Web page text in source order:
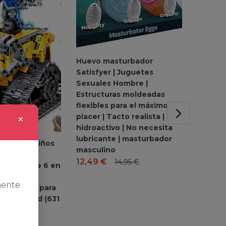
para Niños
6 en
Ideal para
y Navidad (631
Huevo masturbador
Satisfyer | Juguetes
Sexuales Hombre |
Estructuras moldeadas
flexibles para el máximo
placer | Tacto realista | TPE
hidroactivo | No necesita
lubricante | masturbador
masculino
12,49 € 14,95€
×